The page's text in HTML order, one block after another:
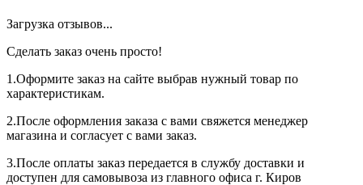
Загрузка отзывов...
Сделать заказ очень просто!
1.Оформите заказ на сайте выбрав нужный товар по
характеристикам.
2.После оформления заказа с вами свяжется менеджер
магазина и согласует с вами заказ.
3.После оплаты заказ передается в службу доставки и
доступен для самовывоза из главного офиса г. Киров